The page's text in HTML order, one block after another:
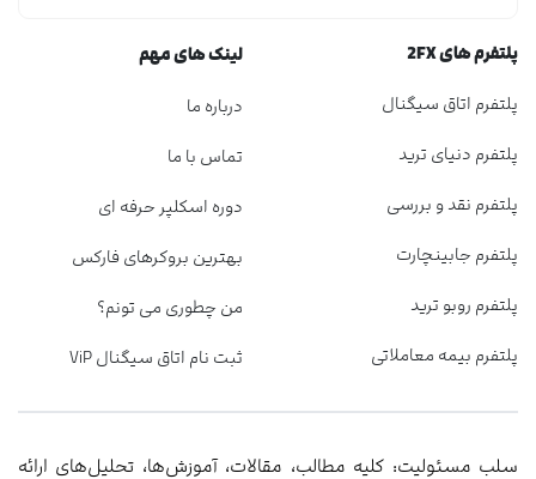
پلتفرم های 2FX
پلتفرم اتاق سیگنال
پلتفرم دنیای ترید
پلتفرم نقد و بررسی
پلتفرم جابینچارت
پلتفرم روبو ترید
پلتفرم بیمه معاملاتی
لینک های مهم
درباره ما
تماس با ما
دوره اسکلپر حرفه ای
بهترین بروکرهای فارکس
من چطوری می تونم؟
ثبت نام اتاق سیگنال ViP
سلب مسئولیت: کلیه مطالب، مقالات، آموزش‌ها، تحلیل‌های ارائه